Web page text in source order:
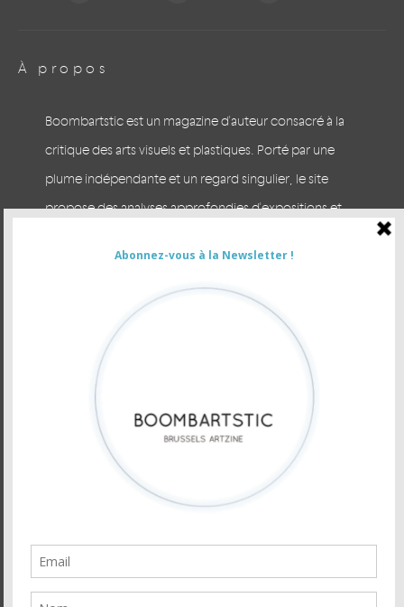
À propos
Boombartstic est un magazine d'auteur consacré à la
critique des arts visuels et plastiques. Porté par une
plume indépendante et un regard singulier, le site
propose des analyses approfondies d'expositions et
CONTACTER LA RÉDACTION
VOUS ÊTES ANNONCEUR
Newsletter